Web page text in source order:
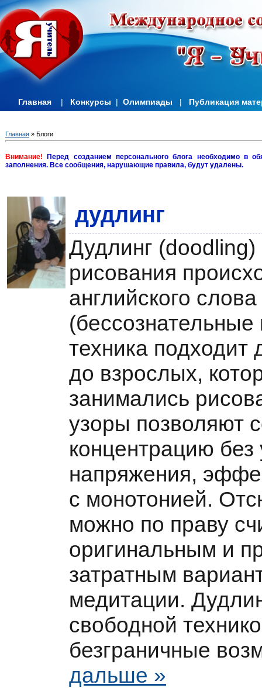
Главная | Конкурсы | Олимпиады | Публикация
Главная » Блоги
Внимание!Перед созданием персонального блога необходимо в
заполнения. Все сообщения, нарушающие правила, будут удалены.
дудлинг
Дудлинг (doodling)
рисования
английского
(бессознательные
техника подходит
до взрослых,
занимались
узоры позволяют
концентрацию без
напряжения,
с монотонией.
можно по праву
оригинальным и
затратным
медитации.
свободной
безграничные
дальше »